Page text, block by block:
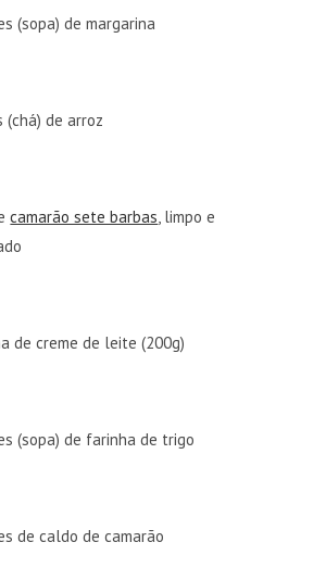
(sopa) de margarina
(chá) de arroz
camarão sete barbas, limpo e
de creme de leite (200g)
(sopa) de farinha de trigo
de caldo de camarão